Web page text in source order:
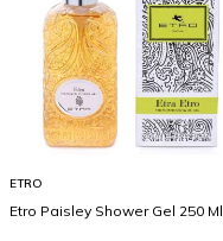
ETRO
Etro Paisley Shower Gel 250 Ml